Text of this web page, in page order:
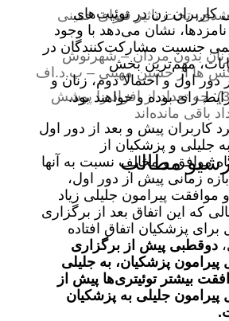
زن در توئیت‌های
نامزدها، نشان می‌دهد با وجود
جنسیت مشارکت‌کنندگان در
مهم‌ترین بخش
دور اول و احتمالا دوم، زنان و
رای بوده و خواهند بود.
کاربران پیش و بعد از دور اول
جلیلی و پزشکیان از
موافق و مخالف نسبت به آنها
زمانی پیش از دور اول،
پیرامون جلیلی زیاد
که این اتفاق بعد از برگزاری
برای پزشکیان اتفاق افتاده
دوقطبی پیش از برگزاری
پیرامون پزشکیان، به جلیلی
بیشتر توئیتری‌ها پیش از
پیرامون جلیلی به پزشکیان
تحت تاثیر فتوای خمینی
زنان بدون مردان – شهرنوش
ها از حسین مهینی – پ.د.اف
پزشکیان (بخش3): چه تعداد از افراد را پوشش
باقی مانده‌اند
مطالب